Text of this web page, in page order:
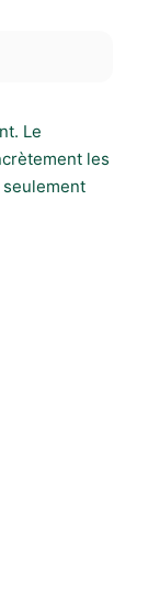
Le
les